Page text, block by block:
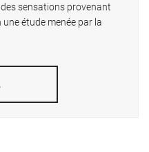
sensations provenant
étude menée par la